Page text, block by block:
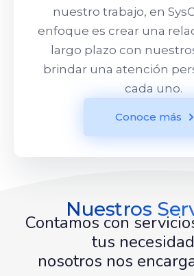
nuestro trabajo, en
enfoque es crear una
largo plazo con
brindar una atención
cada uno.
Conoce más
Nuestros
Contamos con
tus
nosotros nos